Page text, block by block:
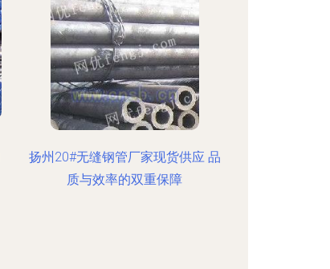
扬州20#无缝钢管厂家现货供应 品
质与效率的双重保障